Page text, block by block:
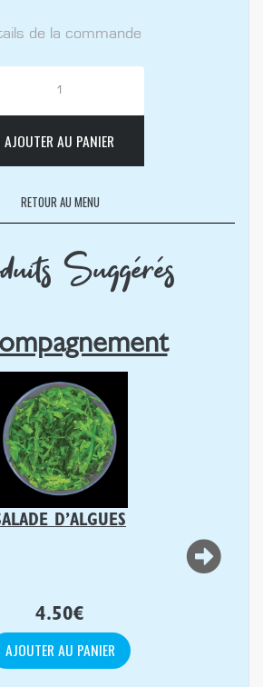
de la commande
AJOUTER AU PANIER
RETOUR AU MENU
Suggérés
D’ALGUES
4.50€
AJOUTER AU PANIER